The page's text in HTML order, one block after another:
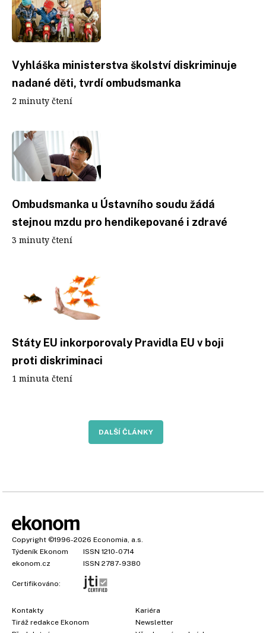
Vyhláška ministerstva školství diskriminuje
nadané děti, tvrdí ombudsmanka
2 minuty čtení
Ombudsmanka u Ústavního soudu žádá
stejnou mzdu pro hendikepované i zdravé
3 minuty čtení
Státy EU inkorporovaly Pravidla EU v boji
proti diskriminaci
1 minuta čtení
DALŠÍ ČLÁNKY
Copyright ©1996-2026 Economia, a.s.
Týdeník Ekonom
ISSN 1210-0714
ekonom.cz
ISSN 2787-9380
Certifikováno:
Kontakty
Tiráž redakce Ekonom
Kariéra
Newsletter